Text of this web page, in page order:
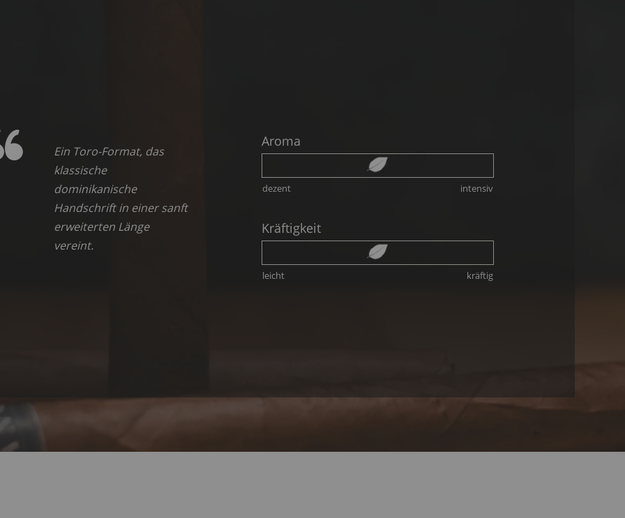
Ein Toro-Format, das
klassische
dominikanische
Handschrift in einer sanft
erweiterten Länge
vereint.
Aroma
dezent intensiv
Kräftigkeit
leicht kräftig